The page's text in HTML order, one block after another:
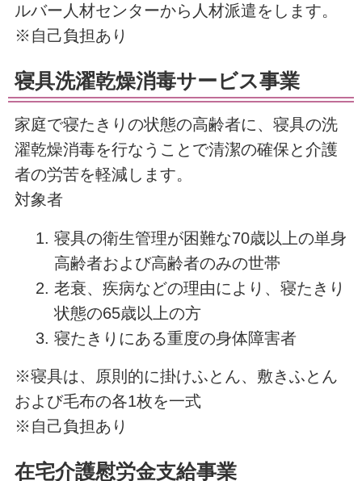
ルバー人材センターから人材派遣をします。
※自己負担あり
寝具洗濯乾燥消毒サービス事業
家庭で寝たきりの状態の高齢者に、寝具の洗
濯乾燥消毒を行なうことで清潔の確保と介護
者の労苦を軽減します。
対象者
寝具の衛生管理が困難な70歳以上の単身
高齢者および高齢者のみの世帯
老衰、疾病などの理由により、寝たきり
状態の65歳以上の方
寝たきりにある重度の身体障害者
※寝具は、原則的に掛けふとん、敷きふとん
および毛布の各1枚を一式
※自己負担あり
在宅介護慰労金支給事業